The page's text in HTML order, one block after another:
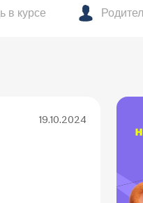
в курсе
19.10.2024